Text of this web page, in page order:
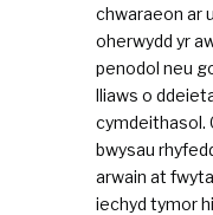
chwaraeon ar
oherwydd yr
penodol neu
lliaws o
cymdeithasol.
bwysau
arwain at
iechyd tymor